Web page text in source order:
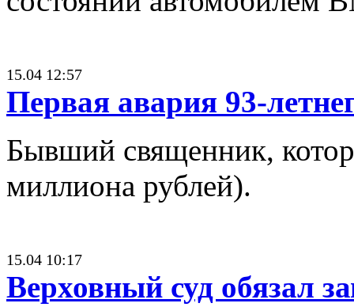
15.04 12:57
Первая авария 93-
Бывший священник,
миллиона рублей).
15.04 10:17
Верховный суд обязал